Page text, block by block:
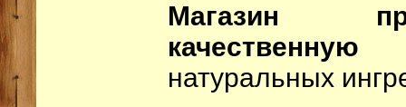
Магазин
натуральных